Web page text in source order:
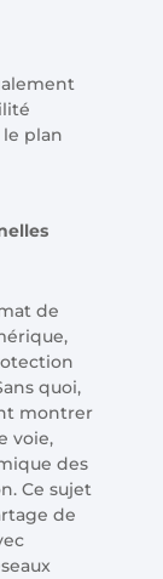
le plan
de
quoi,
montrer
voie,
des
Ce sujet
de